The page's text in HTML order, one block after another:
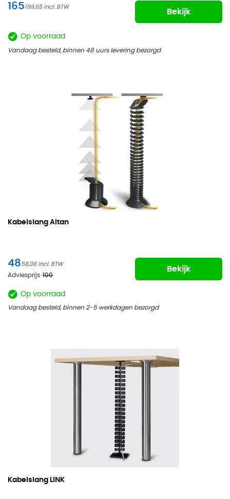
165199,65
Bekijk
Op voorraad
Vandaag besteld, binnen 48 uurs levering bezorgd
Kabelslang Altan
4858,08
Adviesprijs 100
Bekijk
Op voorraad
Vandaag besteld, binnen 2-5 werkdagen bezorgd
Kabelslang LINK